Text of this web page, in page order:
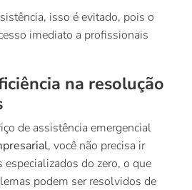
isso é evitado, pois o
imediato a profissionais
na resolução
de assistência emergencial
, você não precisa ir
do zero, o que
podem ser resolvidos de